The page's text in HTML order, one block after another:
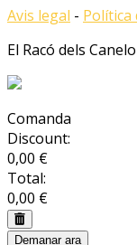
Avis legal - Política
El Racó dels
Comanda
Discount:
0,00 €
Total:
0,00 €
Demanar ara